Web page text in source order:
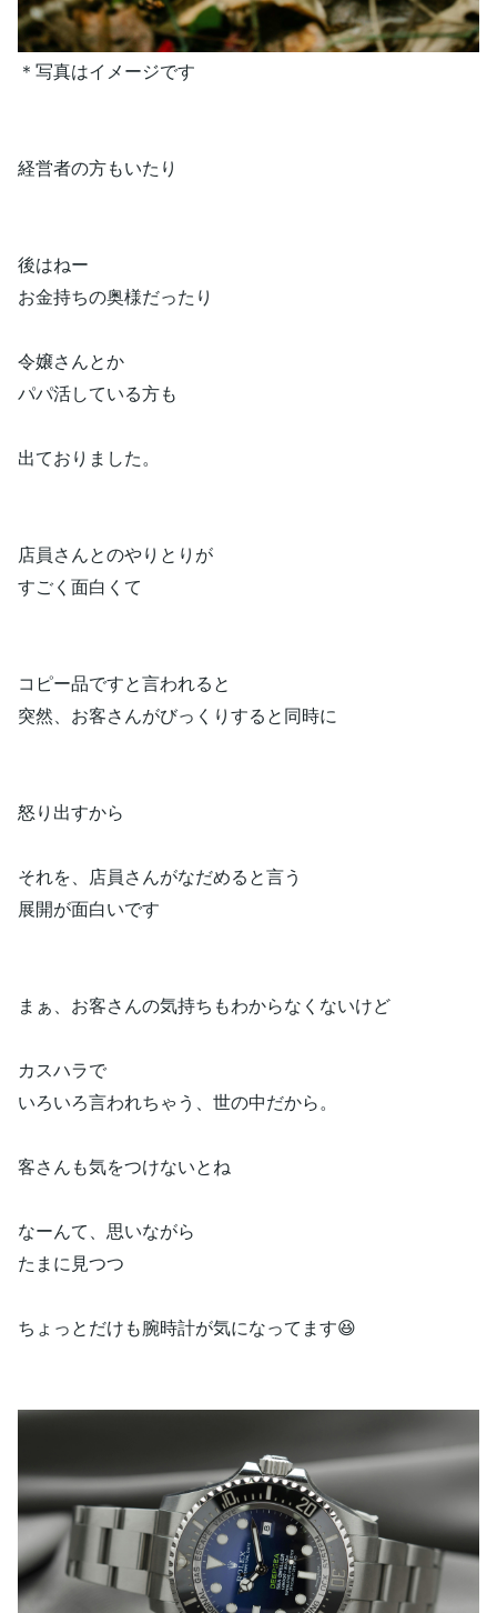
＊写真はイメージです
経営者の方もいたり
後はねー
お金持ちの奥様だったり
令嬢さんとか
パパ活している方も
出ておりました。
店員さんとのやりとりが
すごく面白くて
コピー品ですと言われると
突然、お客さんがびっくりすると同時に
怒り出すから
それを、店員さんがなだめると言う
展開が面白いです
まぁ、お客さんの気持ちもわからなくないけど
カスハラで
いろいろ言われちゃう、世の中だから。
客さんも気をつけないとね
なーんて、思いながら
たまに見つつ
ちょっとだけも腕時計が気になってます😆